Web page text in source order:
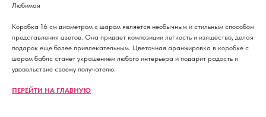
Любимая
Коробка 16 см диаметром с шаром является необычным и стильным способом
представления цветов. Она придает композиции легкость и изящество, делая
подарок еще более привлекательным. Цветочная аранжировка в коробке с
шаром баблс станет украшением любого интерьера и подарит радость и
удовольствие своему получателю.
ПЕРЕЙТИ НА ГЛАВНУЮ